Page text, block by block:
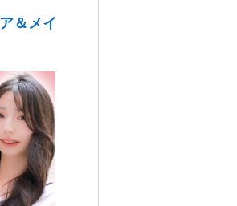
＆メイ